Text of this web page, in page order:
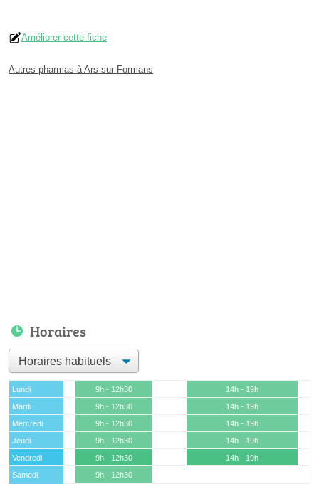
Améliorer cette fiche
Autres pharmas à Ars-sur-Formans
Horaires
Lundi 9h - 12h30
14h - 19h
Mardi
9h - 12h30
14h - 19h
Mercredi
9h - 12h30
14h - 19h
Jeudi
9h - 12h30
14h - 19h
Vendredi
9h - 12h30
14h - 19h
Samedi
9h - 12h30